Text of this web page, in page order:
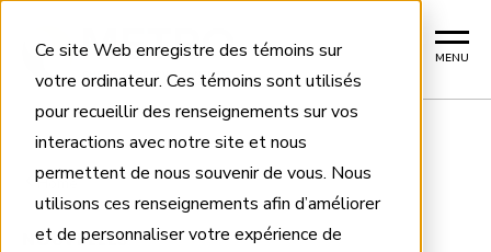
Ce site Web enregistre des témoins sur
votre ordinateur. Ces témoins sont utilisés
pour recueillir des renseignements sur vos
interactions avec notre site et nous
permettent de nous souvenir de vous. Nous
utilisons ces renseignements afin d’améliorer
et de personnaliser votre expérience de
MENU
Home
NOUVELLES